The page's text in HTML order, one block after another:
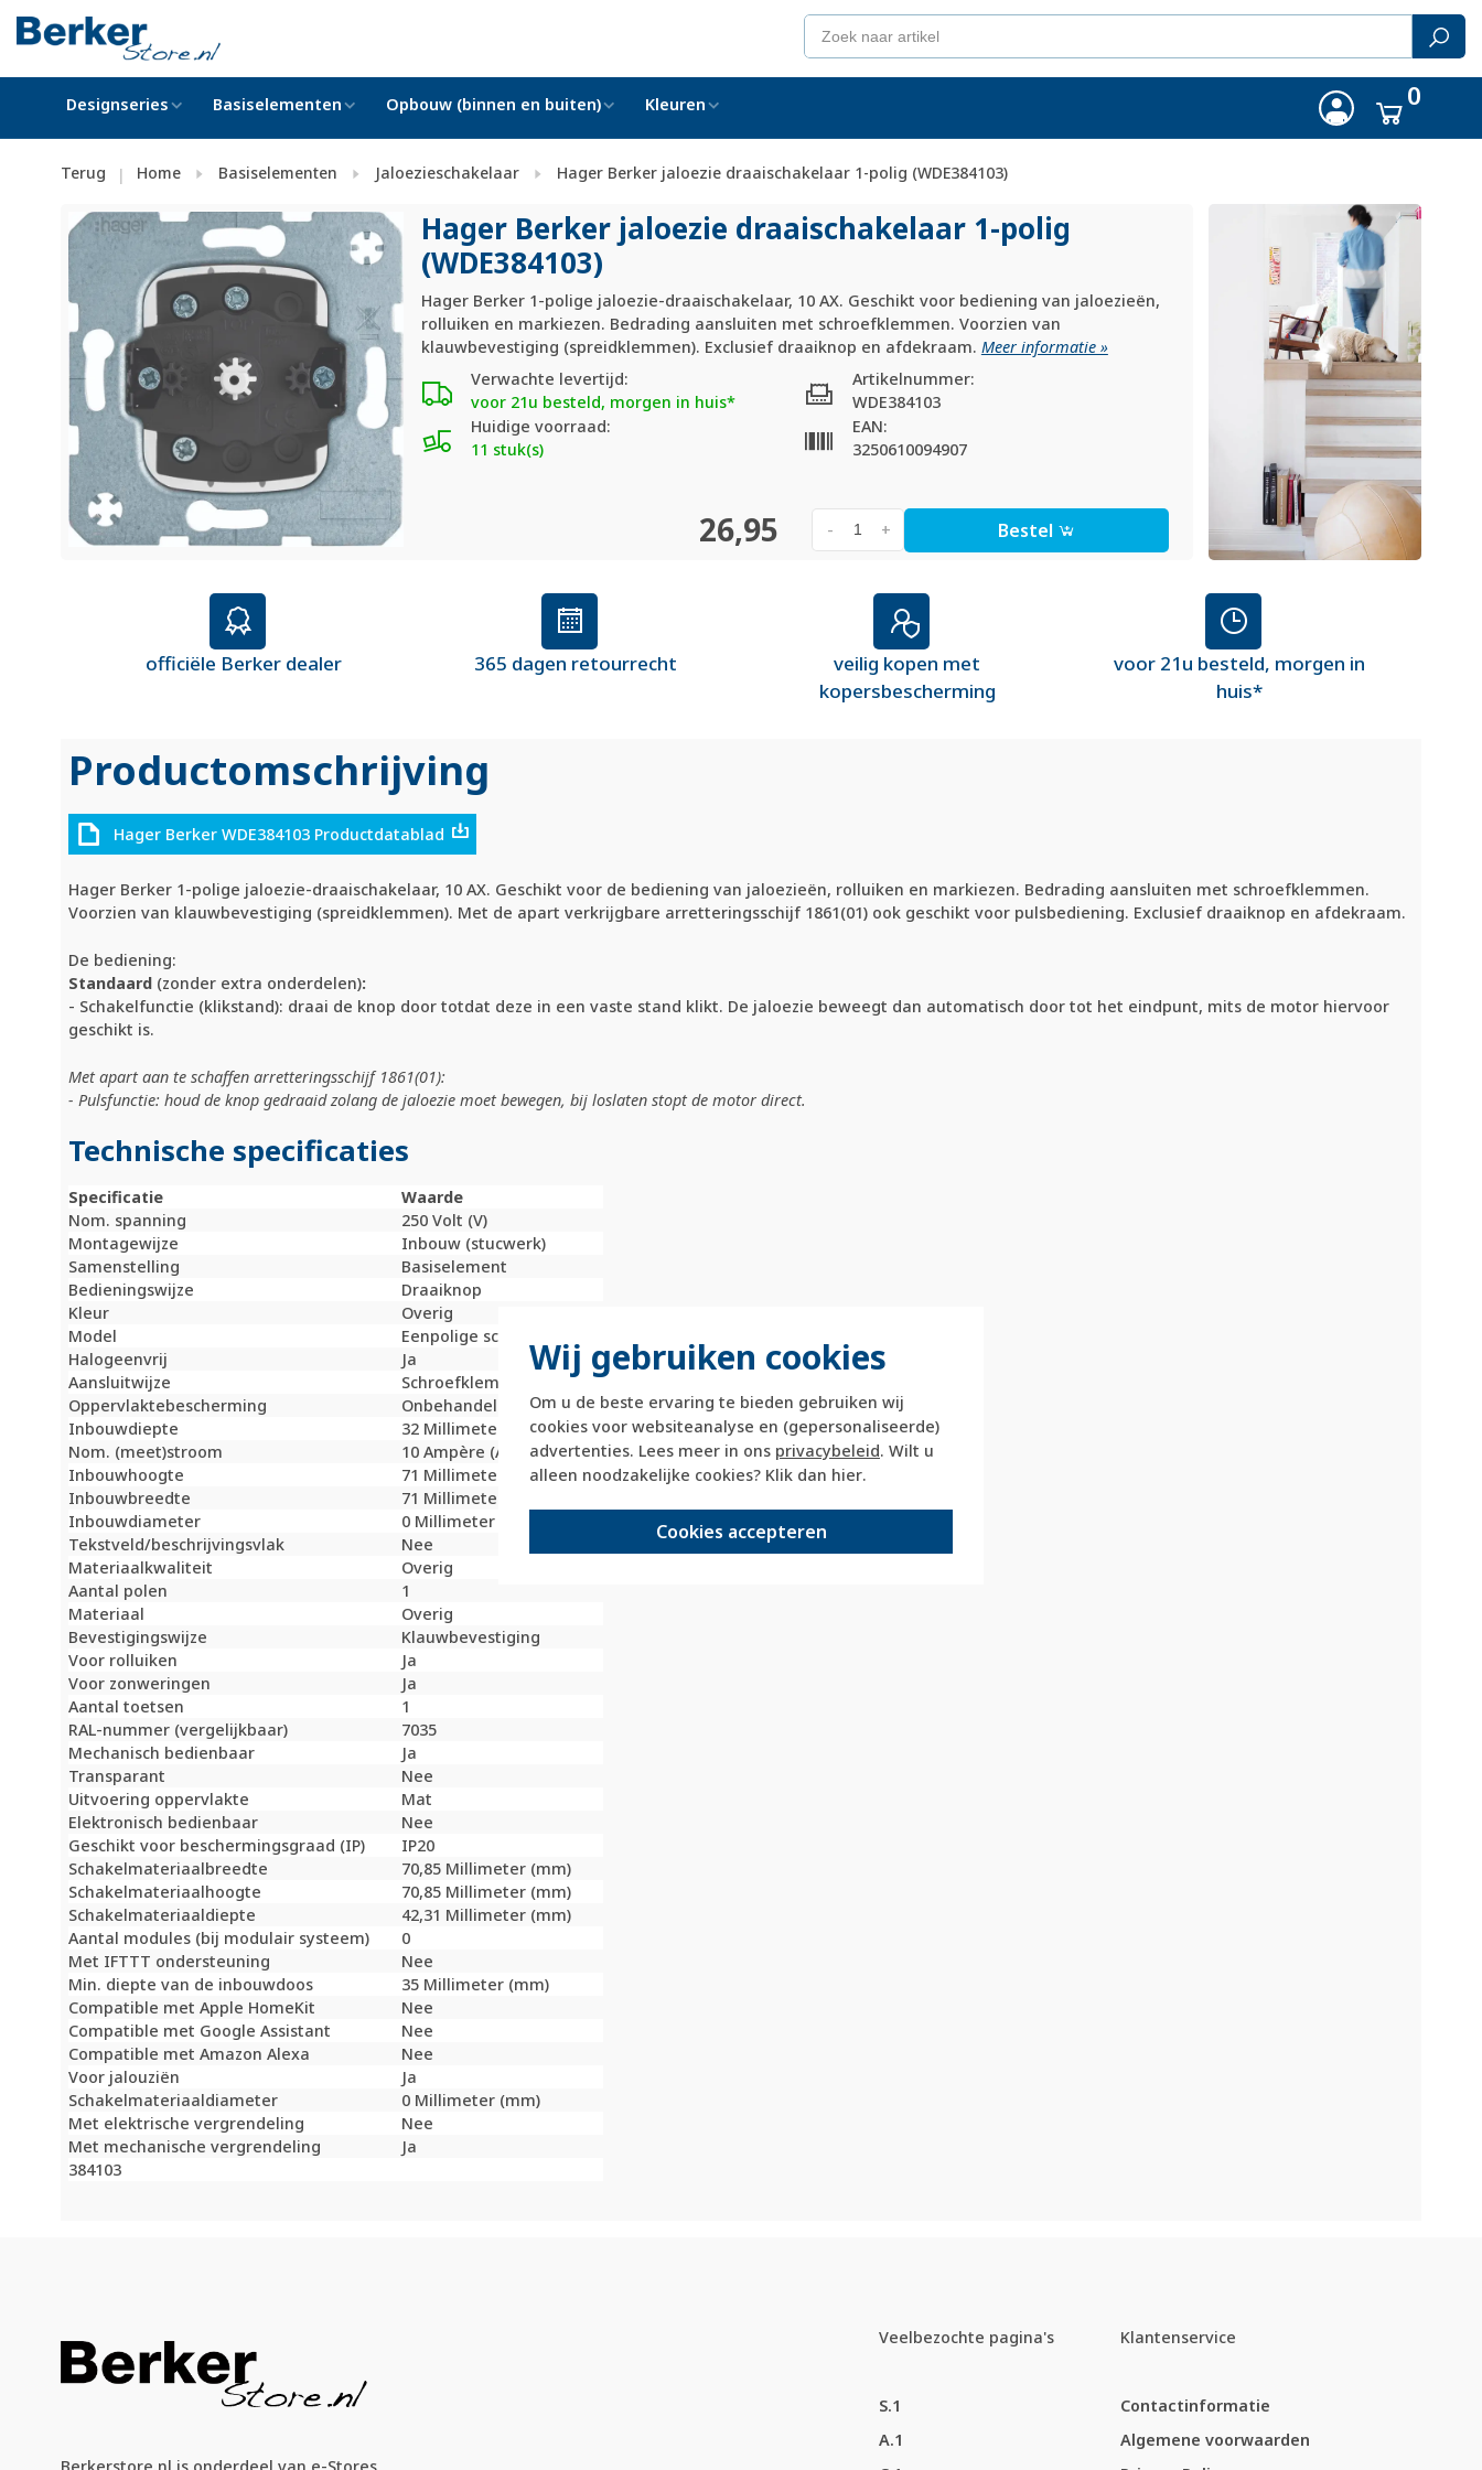
Wij gebruiken cookies
Om u de beste ervaring te bieden gebruiken wij
cookies voor websiteanalyse en (gepersonaliseerde)
advertenties. Lees meer in ons privacybeleid. Wilt u
alleen noodzakelijke cookies? Klik dan hier.
Cookies accepteren
Designseries Basiselementen Opbouw (binnen en buiten) Kleuren 0
Terug | Home Basiselementen Jaloezieschakelaar Hager Berker jaloezie draaischakelaar 1-polig (WDE384103)
Hager Berker jaloezie draaischakelaar 1-polig
(WDE384103)
Hager Berker 1-polige jaloezie-draaischakelaar, 10 AX. Geschikt voor bediening van jaloezieën,
rolluiken en markiezen. Bedrading aansluiten met schroefklemmen. Voorzien van
klauwbevestiging (spreidklemmen). Exclusief draaiknop en afdekraam. Meer informatie »
Verwachte levertijd:
voor 21u besteld, morgen in huis*
Huidige voorraad:
11 stuk(s)
Artikelnummer:
WDE384103
EAN:
3250610094907
26,95 +
- Bestel
officiële Berker dealer 365 dagen retourrecht
veilig kopen met
kopersbescherming
voor 21u besteld, morgen in
huis*
Productomschrijving
Hager Berker WDE384103 Productdatablad
Hager Berker 1-polige jaloezie-draaischakelaar, 10 AX. Geschikt voor de bediening van jaloezieën, rolluiken en markiezen. Bedrading aansluiten met schroefklemmen.
Voorzien van klauwbevestiging (spreidklemmen). Met de apart verkrijgbare arretteringsschijf 1861(01) ook geschikt voor pulsbediening. Exclusief draaiknop en afdekraam.
De bediening:
Standaard (zonder extra onderdelen):
- Schakelfunctie (klikstand): draai de knop door totdat deze in een vaste stand klikt. De jaloezie beweegt dan automatisch door tot het eindpunt, mits de motor hiervoor
geschikt is.
Met apart aan te schaffen arretteringsschijf 1861(01):
- Pulsfunctie: houd de knop gedraaid zolang de jaloezie moet bewegen, bij loslaten stopt de motor direct.
Technische specificaties
Specificatie
Waarde
Nom. spanning
250 Volt (V)
Montagewijze
Inbouw (stucwerk)
Samenstelling
Basiselement
Bedieningswijze
Draaiknop
Kleur
Overig
Model
Eenpolige schakelaar
Halogeenvrij
Ja
Aansluitwijze
Schroefklem
Oppervlaktebescherming
Onbehandeld
Inbouwdiepte
32 Millimeter (mm)
Nom. (meet)stroom
10 Ampère (A)
Inbouwhoogte
71 Millimeter (mm)
Inbouwbreedte
71 Millimeter (mm)
Inbouwdiameter
0 Millimeter (mm)
Tekstveld/beschrijvingsvlak
Nee
Materiaalkwaliteit
Overig
Aantal polen
1
Materiaal
Overig
Bevestigingswijze
Klauwbevestiging
Voor rolluiken
Ja
Voor zonweringen
Ja
Aantal toetsen
1
RAL-nummer (vergelijkbaar)
7035
Mechanisch bedienbaar
Ja
Transparant
Nee
Uitvoering oppervlakte
Mat
Elektronisch bedienbaar
Nee
Geschikt voor beschermingsgraad (IP)
IP20
Schakelmateriaalbreedte
70,85 Millimeter (mm)
Schakelmateriaalhoogte
70,85 Millimeter (mm)
Schakelmateriaaldiepte
42,31 Millimeter (mm)
Aantal modules (bij modulair systeem)
0
Met IFTTT ondersteuning
Nee
Min. diepte van de inbouwdoos
35 Millimeter (mm)
Compatible met Apple HomeKit
Nee
Compatible met Google Assistant
Nee
Compatible met Amazon Alexa
Nee
Voor jalouziën
Ja
Schakelmateriaaldiameter
0 Millimeter (mm)
Met elektrische vergrendeling
Nee
Met mechanische vergrendeling
Ja
384103
Veelbezochte pagina's
S.1
A.1
Klantenservice
Contactinformatie
Algemene voorwaarden